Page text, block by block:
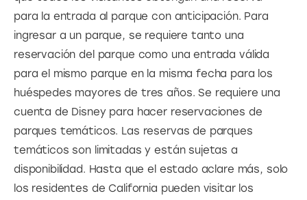
para la entrada al parque con anticipación. Para
ingresar a un parque, se requiere tanto una
reservación del parque como una entrada válida
para el mismo parque en la misma fecha para los
huéspedes mayores de tres años. Se requiere una
cuenta de Disney para hacer reservaciones de
parques temáticos. Las reservas de parques
temáticos son limitadas y están sujetas a
disponibilidad. Hasta que el estado aclare más, solo
los residentes de California pueden visitar los